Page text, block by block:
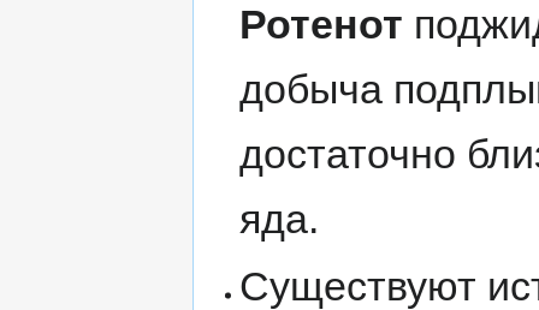
Ротенот
добыча
достаточно
яда.
Существуют